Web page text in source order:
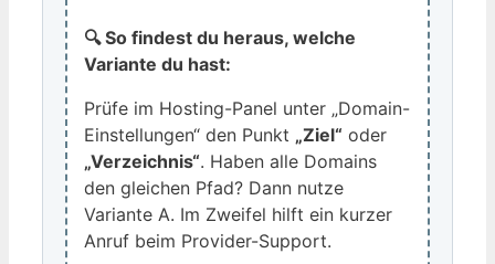
🔍 So findest du heraus, welche
Variante du hast:
Prüfe im Hosting-Panel unter „Domain-
Einstellungen“ den Punkt „Ziel“ oder
„Verzeichnis“. Haben alle Domains
den gleichen Pfad? Dann nutze
Variante A. Im Zweifel hilft ein kurzer
Anruf beim Provider-Support.